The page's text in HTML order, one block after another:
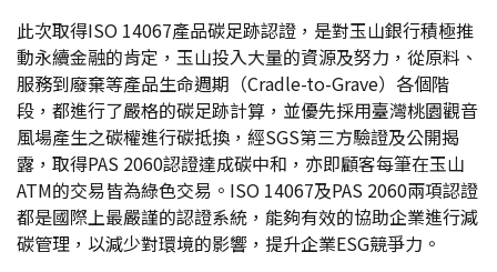
此次取得ISO 14067產品碳足跡認證，是對玉山銀行積極推
動永續金融的肯定，玉山投入大量的資源及努力，從原料、
服務到廢棄等產品生命週期（Cradle-to-Grave）各個階
段，都進行了嚴格的碳足跡計算，並優先採用臺灣桃園觀音
風場產生之碳權進行碳抵換，經SGS第三方驗證及公開揭
露，取得PAS 2060認證達成碳中和，亦即顧客每筆在玉山
ATM的交易皆為綠色交易。ISO 14067及PAS 2060兩項認證
都是國際上最嚴謹的認證系統，能夠有效的協助企業進行減
碳管理，以減少對環境的影響，提升企業ESG競爭力。